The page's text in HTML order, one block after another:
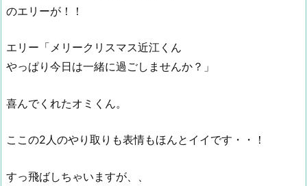
のエリーが！！
エリー 「メリークリスマス近江くん
やっぱり今日は一緒に過ごしませんか？」
喜んでくれたオミくん。
ここの2人のやり取りも表情もほんとイイです・・！
すっ飛ばしちゃいますが、、